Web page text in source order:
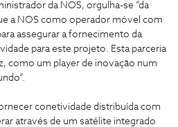
da NOS, orgulha-se “da
a NOS como operador móvel com
assegurar a fornecimento da
para este projeto. Esta parceria
como um player de inovação num
conetividade distribuída com
através de um satélite integrado